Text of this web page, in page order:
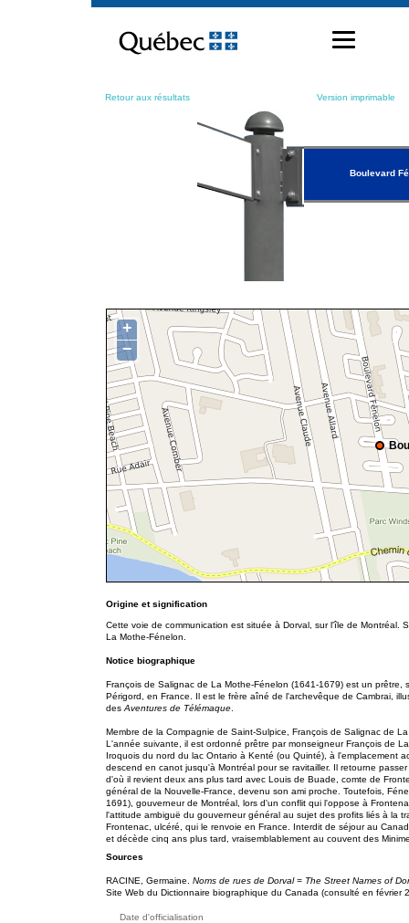
contenu
Retour aux résultats Version imprimable
Boulevard
+
−
Origine et signification
Cette voie de communication est située à Dorval, sur l'île de Montréal.
La Mothe-Fénelon.
Notice biographique
François de Salignac de La Mothe-Fénelon (1641-1679) est un
Périgord, en France. Il est le frère aîné de l'archevêque de Cambrai,
des Aventures de Télémaque
Membre de la Compagnie de Saint-Sulpice, François de Salignac de
L'année suivante, il est ordonné prêtre par monseigneur François de
Iroquois du nord du lac Ontario à Kenté (ou Quinté), à l'emplacement
descend en canot jusqu'à Montréal pour se ravitailler. Il retourne
d'où il revient deux ans plus tard avec Louis de Buade, comte de
général de la Nouvelle-France, devenu son ami proche. Toutefois,
1691), gouverneur de Montréal, lors d'un conflit qui l'oppose à
l'attitude ambiguë du gouverneur général au sujet des profits liés à la
Frontenac, ulcéré, qui le renvoie en France. Interdit de séjour au
et décède cinq ans plus tard, vraisemblablement au couvent des
Sources
RACINE, Germaine. Noms de rues de Dorval = The Street Names of
Site Web du Dictionnaire biographique du Canada (consulté en février
Date d'officialisation